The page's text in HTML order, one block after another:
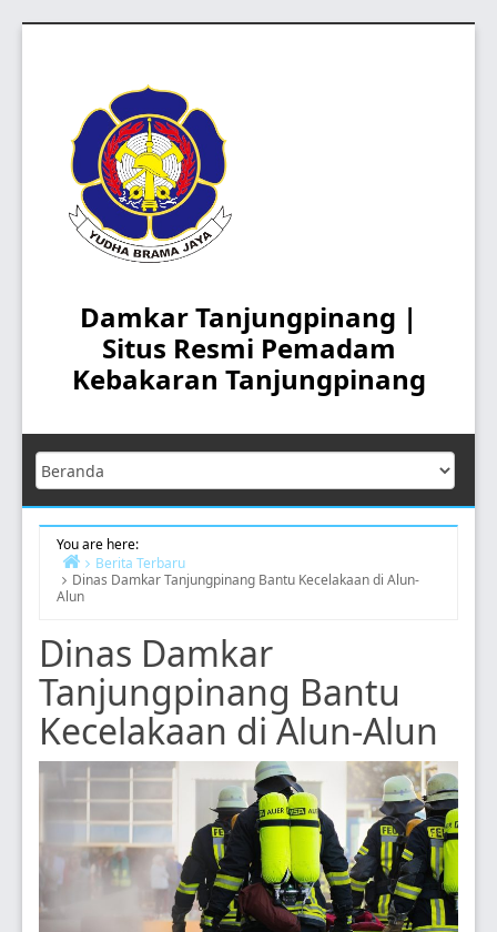
Damkar Tanjungpinang |
Situs Resmi Pemadam
Kebakaran Tanjungpinang
You are here:
Home
Berita Terbaru
Dinas Damkar Tanjungpinang Bantu Kecelakaan di Alun-
Alun
Dinas Damkar
Tanjungpinang Bantu
Kecelakaan di Alun-Alun